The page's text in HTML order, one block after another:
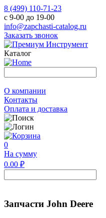
8 (499) 110-71-23
с 9-00 до 19-00
info@zapchasti-catalog.ru
Заказать звонок
Каталог
О компании
Контакты
Оплата и доставка
0
На сумму
0.00 ₽
Запчасти John Deere